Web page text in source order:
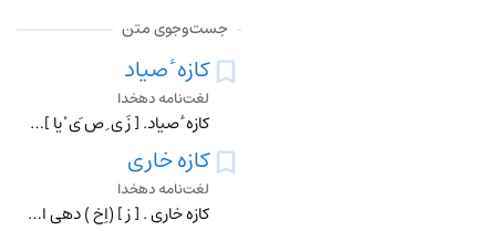
جست‌وجوی متن
کازه ٔ صیاد
لغت‌نامه دهخدا
کازه ٔ صیاد. [ زَ ی ِ ص َی ْ یا ] (ترکیب اضافی ، اِ مرکب ) زَرْب . ناموس . (دهار). داموس . (منتهی الارب ). قتره . (دهار) (منتهی الارب ). دجیه . (منتهی الارب ):
کازه خاری
لغت‌نامه دهخدا
کازه خاری . [ زِ ] (اِخ ) دهی از دهستان القورات بخش حومه ٔ شهرستان بیرجند، واقع در 42هزارگزی شمال باختری بیرجند. دامنه و معتدل و دارای 27 تن سکنه است . قنات دار